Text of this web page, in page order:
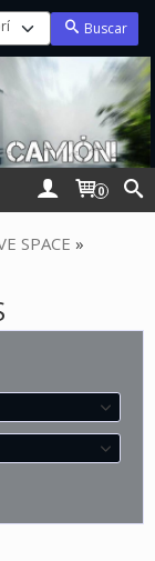
Buscar
0
SPACE »